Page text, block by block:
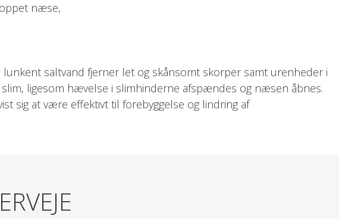
næse,
saltvand fjerner let og skånsomt skorper samt urenheder i
ligesom hævelse i slimhinderne afspændes og næsen åbnes.
sig at være effektivt til forebyggelse og lindring af
skal have samme saltindhold og temperatur som kroppens